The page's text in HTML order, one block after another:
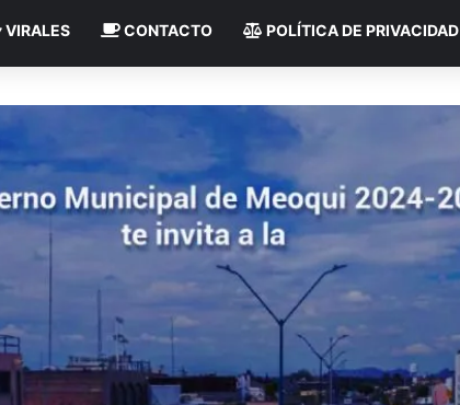
VIRALES CONTACTO POLÍTICA DE PRIVACIDAD